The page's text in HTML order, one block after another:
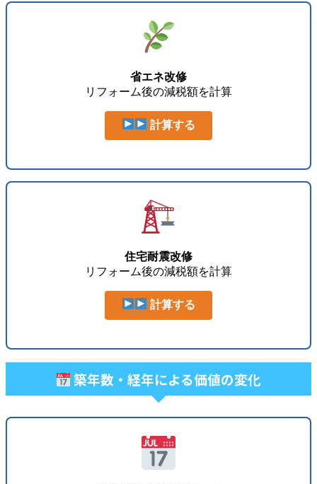
省エネ改修
リフォーム後の減税額を計算
計算する
住宅耐震改修
リフォーム後の減税額を計算
計算する
築年数・経年による価値の変化